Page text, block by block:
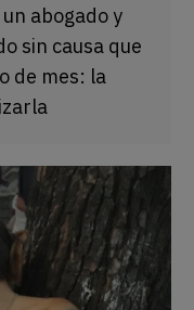
abogado y
sin causa que
de mes: la